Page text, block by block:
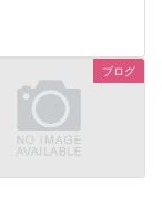
ブログ